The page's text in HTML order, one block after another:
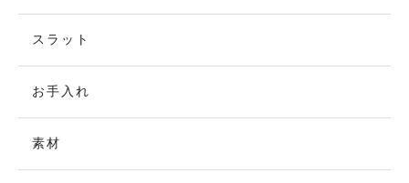
スラット
お手入れ
素材